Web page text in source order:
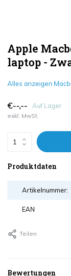
Apple
laptop -
Alles anzeigen
€--,-- Auf Lager
exkl. MwSt.
Produktdaten
Artikelnummer:
EAN
Teilen
Bewertungen